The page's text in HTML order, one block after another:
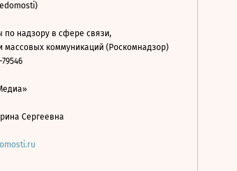
надзору в сфере связи,
массовых коммуникаций (Роскомнадзор)
Сергеевна